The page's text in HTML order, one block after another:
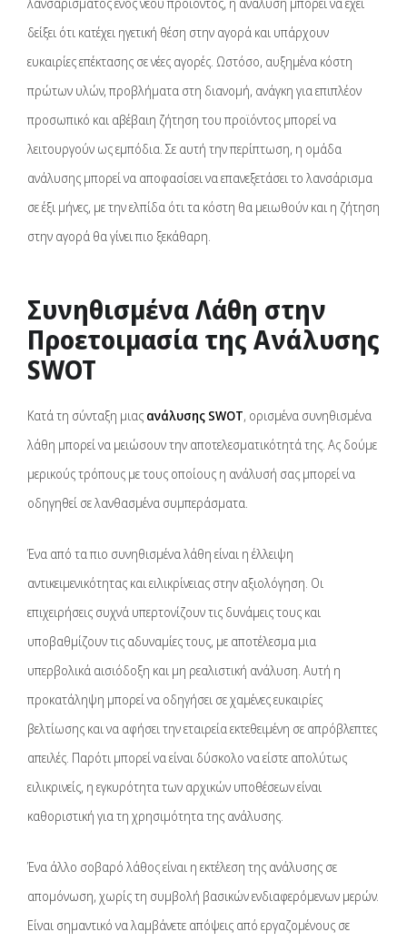
δείξει ότι κατέχει ηγετική θέση στην αγορά και υπάρχουν
ευκαιρίες επέκτασης σε νέες αγορές. Ωστόσο, αυξημένα κόστη
πρώτων υλών, προβλήματα στη διανομή, ανάγκη για επιπλέον
προσωπικό και αβέβαιη ζήτηση του προϊόντος μπορεί να
λειτουργούν ως εμπόδια. Σε αυτή την περίπτωση, η ομάδα
ανάλυσης μπορεί να αποφασίσει να επανεξετάσει το λανσάρισμα
σε έξι μήνες, με την ελπίδα ότι τα κόστη θα μειωθούν και η ζήτηση
στην αγορά θα γίνει πιο ξεκάθαρη.
Συνηθισμένα Λάθη στην
Προετοιμασία της Ανάλυσης
SWOT
Κατά τη σύνταξη μιας ανάλυσης SWOT, ορισμένα συνηθισμένα
λάθη μπορεί να μειώσουν την αποτελεσματικότητά της. Ας δούμε
μερικούς τρόπους με τους οποίους η ανάλυσή σας μπορεί να
οδηγηθεί σε λανθασμένα συμπεράσματα.
Ένα από τα πιο συνηθισμένα λάθη είναι η έλλειψη
αντικειμενικότητας και ειλικρίνειας στην αξιολόγηση. Οι
επιχειρήσεις συχνά υπερτονίζουν τις δυνάμεις τους και
υποβαθμίζουν τις αδυναμίες τους, με αποτέλεσμα μια
υπερβολικά αισιόδοξη και μη ρεαλιστική ανάλυση. Αυτή η
προκατάληψη μπορεί να οδηγήσει σε χαμένες ευκαιρίες
βελτίωσης και να αφήσει την εταιρεία εκτεθειμένη σε απρόβλεπτες
απειλές. Παρότι μπορεί να είναι δύσκολο να είστε απολύτως
ειλικρινείς, η εγκυρότητα των αρχικών υποθέσεων είναι
καθοριστική για τη χρησιμότητα της ανάλυσης.
Ένα άλλο σοβαρό λάθος είναι η εκτέλεση της ανάλυσης σε
απομόνωση, χωρίς τη συμβολή βασικών ενδιαφερόμενων μερών.
Είναι σημαντικό να λαμβάνετε απόψεις από εργαζομένους σε